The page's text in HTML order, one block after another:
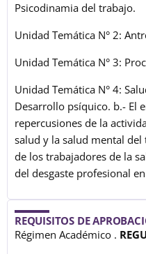
Psicodinamia del trabajo.
Unidad Temática N° 2:
Unidad Temática N° 3:
Unidad Temática N° 4:
Desarrollo psíquico. b.- El
repercusiones de la
salud y la salud mental
de los trabajadores de la
del desgaste profesional
REQUISITOS DE
Régimen Académico .